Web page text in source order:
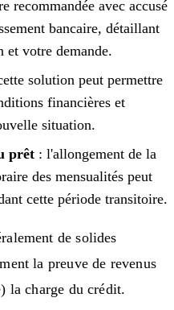
recommandée avec accusé
bancaire, détaillant
et votre demande.
solution peut permettre
financières et
situation.
prêt : l'allongement de la
des mensualités peut
cette période transitoire.
de solides
la preuve de revenus
la charge du crédit.